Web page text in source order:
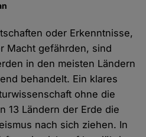
oder Erkenntnisse,
Macht gefährden, sind
in den meisten Ländern
behandelt. Ein klares
ohne die
13 Ländern der Erde die
nach sich ziehen. In